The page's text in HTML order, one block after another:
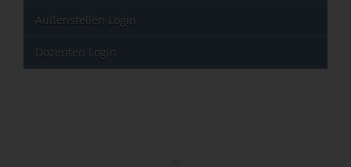
Außenstellen Login
Dozenten Login